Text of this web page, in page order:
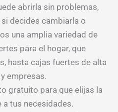
abrirla sin problemas,
decides cambiarla o
una amplia variedad de
para el hogar, que
hasta cajas fuertes de alta
empresas.
gratuito para que elijas la
tus necesidades.